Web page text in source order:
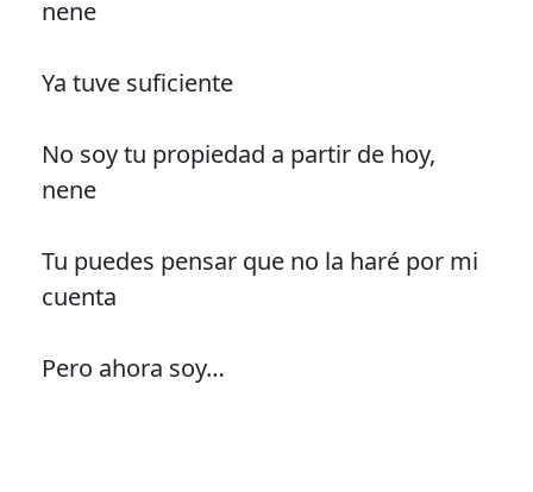
nene
Ya tuve suficiente
No soy tu propiedad a partir de hoy,
nene
Tu puedes pensar que no la haré por mi
cuenta
Pero ahora soy…